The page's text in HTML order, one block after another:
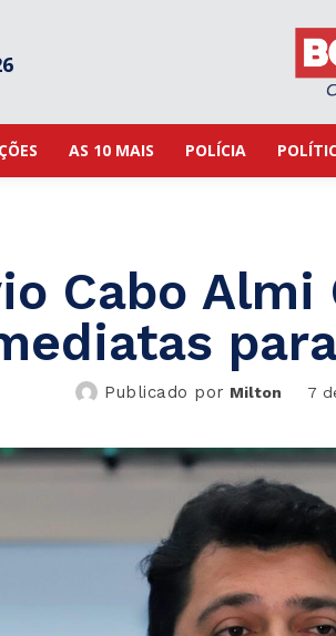
AS 10 MAIS POLÍCIA
Cabo Almi
Publicado por Milton 7